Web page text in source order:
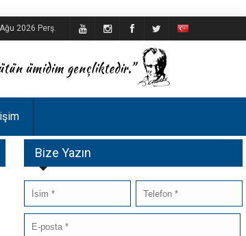
2026 Perş.
Bize Yazın